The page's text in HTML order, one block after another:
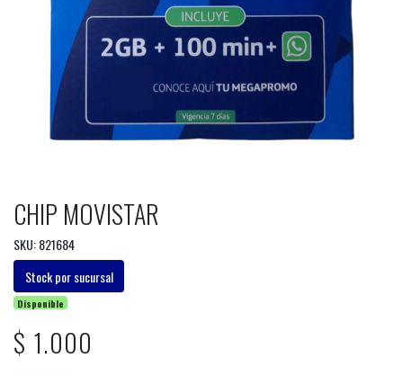
CHIP MOVISTAR
SKU: 821684
Stock por sucursal
Disponible
$ 1.000